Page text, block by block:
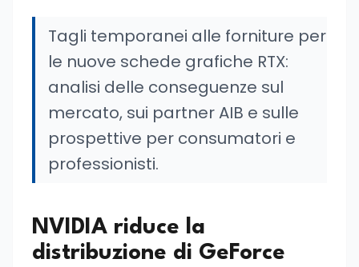
Tagli temporanei alle forniture per
le nuove schede grafiche RTX:
analisi delle conseguenze sul
mercato, sui partner AIB e sulle
prospettive per consumatori e
professionisti.
NVIDIA riduce la
distribuzione di GeForce